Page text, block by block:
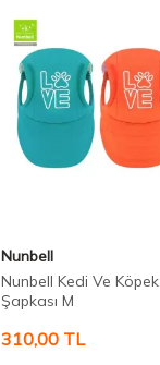
Nunbell
Nunbell Kedi Ve Köpek
Şapkası M
310,00 TL